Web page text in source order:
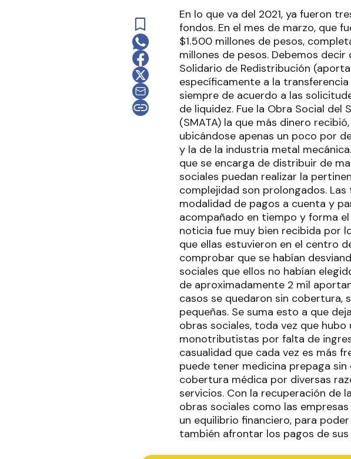
En lo que va del 2021, ya fueron
fondos. En el mes de marzo, que
$1.500 millones de pesos,
millones de pesos. Debemos
Solidario de Redistribución
específicamente a la
siempre de acuerdo a las
de liquidez. Fue la Obra Social
(SMATA) la que más dinero
ubicándose apenas un poco por
y la de la industria metal
que se encarga de distribuir de
sociales puedan realizar la
complejidad son prolongados.
modalidad de pagos a cuenta y
acompañado en tiempo y forma
noticia fue muy bien recibida por
que ellas estuvieron en el centro
comprobar que se habían
sociales que ellos no habían
de aproximadamente 2 mil
casos se quedaron sin cobertura,
pequeñas. Se suma esto a que
obras sociales, toda vez que
monotributistas por falta de
casualidad que cada vez es más
puede tener medicina prepaga
cobertura médica por diversas
servicios. Con la recuperación de
obras sociales como las
un equilibrio financiero, para
también afrontar los pagos de